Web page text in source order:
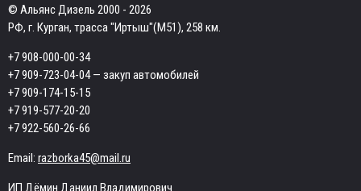
© Альянс Дизель 2000 - 2026
РФ, г. Курган, трасса "Иртыш"(М51), 258 км.
+7 908-000-00-34
+7 909-723-04-04— закуп автомобилей
+7 909-174-15-15
+7 919-577-20-20
+7 922-560-26-66
Email: razborka45@mail.ru
ИП Дёмин Даниил Владимирович